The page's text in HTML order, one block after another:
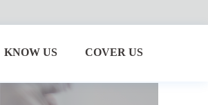
KNOW US COVER US